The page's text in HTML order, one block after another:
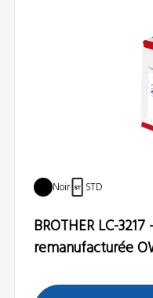
Noir STD
BROTHER LC-
remanufacturée